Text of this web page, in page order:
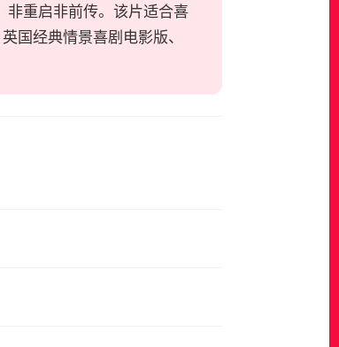
非重启非前传。该片适合喜
经典情景喜剧电影版、